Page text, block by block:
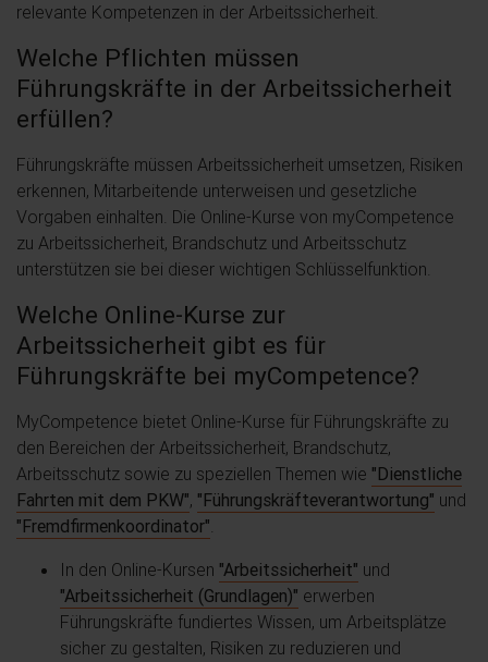
relevante Kompetenzen in der Arbeitssicherheit.
Welche Pflichten müssen
Führungskräfte in der Arbeitssicherheit
erfüllen?
Führungskräfte müssen Arbeitssicherheit umsetzen, Risiken
erkennen, Mitarbeitende unterweisen und gesetzliche
Vorgaben einhalten. Die Online-Kurse von myCompetence
zu Arbeitssicherheit, Brandschutz und Arbeitsschutz
unterstützen sie bei dieser wichtigen Schlüsselfunktion.
Welche Online-Kurse zur
Arbeitssicherheit gibt es für
Führungskräfte bei myCompetence?
MyCompetence bietet Online-Kurse für Führungskräfte zu
den Bereichen der Arbeitssicherheit, Brandschutz,
Arbeitsschutz sowie zu speziellen Themen wie "Dienstliche
Fahrten mit dem PKW", "Führungskräfteverantwortung" und
"Fremdfirmenkoordinator".
In den Online-Kursen "Arbeitssicherheit" und
"Arbeitssicherheit (Grundlagen)" erwerben
Führungskräfte fundiertes Wissen, um Arbeitsplätze
sicher zu gestalten, Risiken zu reduzieren und